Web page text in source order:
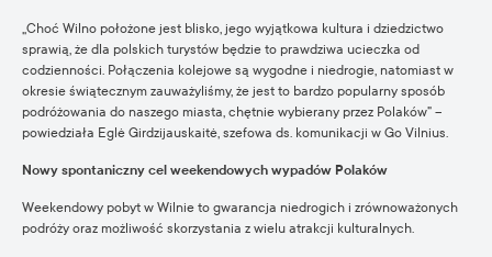
„Choć Wilno położone jest blisko, jego wyjątkowa kultura i dziedzictwo
sprawią, że dla polskich turystów będzie to prawdziwa ucieczka od
codzienności. Połączenia kolejowe są wygodne i niedrogie, natomiast w
okresie świątecznym zauważyliśmy, że jest to bardzo popularny sposób
podróżowania do naszego miasta, chętnie wybierany przez Polaków” –
powiedziała Eglė Girdzijauskaitė, szefowa ds. komunikacji w Go Vilnius.
Nowy spontaniczny cel weekendowych wypadów Polaków
Weekendowy pobyt w Wilnie to gwarancja niedrogich i zrównoważonych
podróży oraz możliwość skorzystania z wielu atrakcji kulturalnych.